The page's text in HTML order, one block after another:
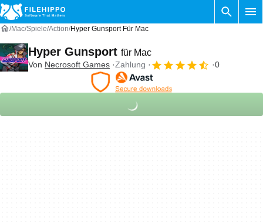
Mac Spiele Action Hyper Gunsport Für Mac
Hyper Gunsport für Mac
Von Necrosoft Games Zahlung 0